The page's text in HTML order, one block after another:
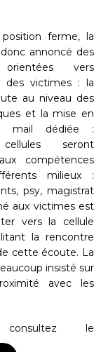
ferme, la
annoncé des
vers
des victimes : la
au niveau des
et la mise en
mail dédiée :
seront
compétences
milieux :
psy, magistrat
aux victimes est
vers la cellule
la rencontre
cette écoute. La
insisté sur
avec les
le